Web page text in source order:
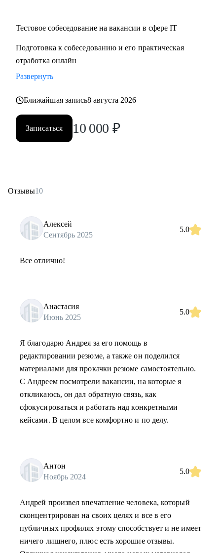
Тестовое собеседование на вакансии в сфере IT
Подготовка к собеседованию и его практическая
отработка онлайн
Развернуть
Ближайшая запись8 августа 2026
Записаться 10 000 ₽
Отзывы10
Алексей
Сентябрь 2025
5.0
Все отлично!
Анастасия
Июнь 2025
5.0
Я благодарю Андрея за его помощь в
редактировании резюме, а также он поделился
материалами для прокачки резюме самостоятельно.
С Андреем посмотрели вакансии, на которые я
откликаюсь, он дал обратную связь, как
сфокусироваться и работать над конкретными
кейсами. В целом все комфортно и по делу.
Антон
Ноябрь 2024
5.0
Андрей произвел впечатление человека, который
сконцентрирован на своих целях и все в его
публичных профилях этому способствует и не имеет
ничего лишнего, плюс есть хорошие отзывы.